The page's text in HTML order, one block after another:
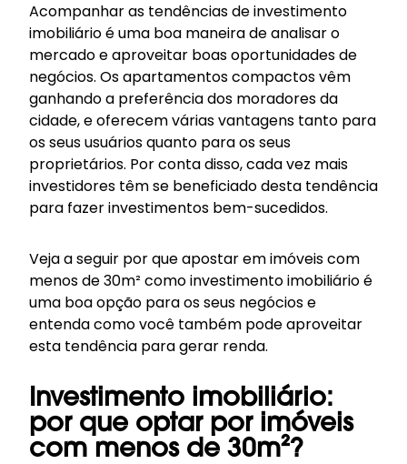
Acompanhar as tendências de investimento
imobiliário é uma boa maneira de analisar o
mercado e aproveitar boas oportunidades de
negócios. Os apartamentos compactos vêm
ganhando a preferência dos moradores da
cidade, e oferecem várias vantagens tanto para
os seus usuários quanto para os seus
proprietários. Por conta disso, cada vez mais
investidores têm se beneficiado desta tendência
para fazer investimentos bem-sucedidos.
Veja a seguir por que apostar em imóveis com
menos de 30m² como investimento imobiliário é
uma boa opção para os seus negócios e
entenda como você também pode aproveitar
esta tendência para gerar renda.
Investimento imobiliário:
por que optar por imóveis
com menos de 30m²?